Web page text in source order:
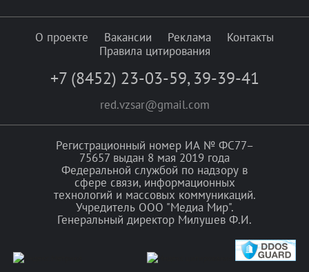
О проекте Вакансии Реклама
Контакты
Правила цитирования
+7 (8452) 23-03-59, 39-39-41
red.vzsar@gmail.com
Регистрационный номер ИА № ФС77–
75657 выдан 8 мая 2019 года
Федеральной службой по надзору в
сфере связи, информационных
технологий и массовых коммуникаций.
Учредитель ООО "Медиа Мир".
Генеральный директор Милушев Ф.И.